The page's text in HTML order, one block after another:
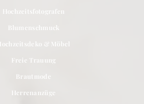
Hochzeitsfotografen
Blumenschmuck
& Möbel
Freie Trauung
Brautmode
Herrenanzüge